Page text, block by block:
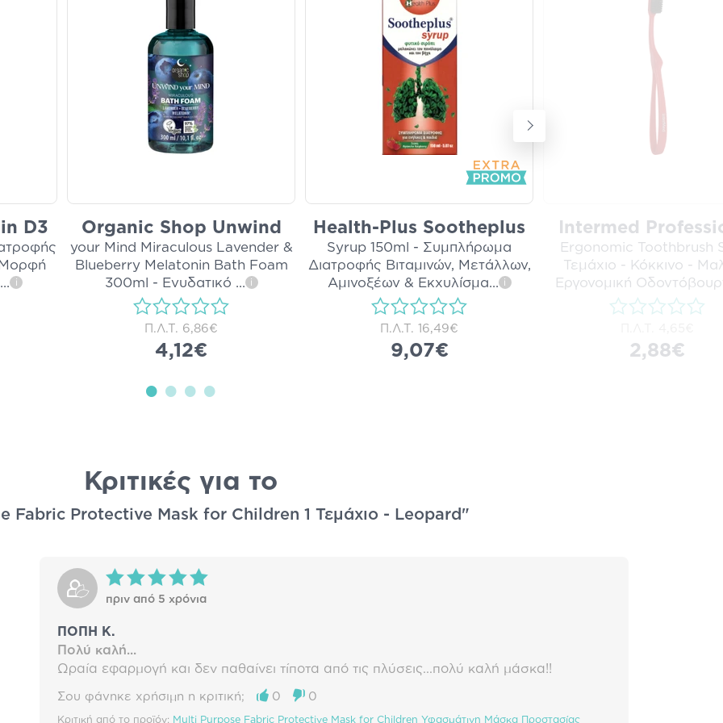
D3
Μορφή
... i
Organic Shop Unwind
your Mind Miraculous Lavender &
Blueberry Melatonin Bath Foam
300ml - Ενυδατικό ... i
Π.Λ.Τ. 6,86€
4,12€
Health-Plus Sootheplus
Syrup 150ml - Συμπλήρωμα
Διατροφής Βιταμινών, Μετάλλων,
Αμινοξέων & Εκχυλίσμα... i
Π.Λ.Τ. 16,49€
9,07€
Intermed
Ergonomic Toothbrush
Τεμάχιο - Κόκκινο -
Εργονομική
2,88€
Κριτικές για το
Fabric Protective Mask for Children 1 Τεμάχιο - Leopard"
πριν από 5 χρόνια
ΠΟΠΗ Κ.
Πολύ καλή...
Ωραία εφαρμογή και δεν παθαίνει τίποτα από τις πλύσεις...πολύ καλή μάσκα!!
Σου φάνηκε χρήσιμη η κριτική; 0 0
Κριτική από το προϊόν: Multi Purpose Fabric Protective Mask for Children Υφασμάτινη Μάσκα Προστασίας